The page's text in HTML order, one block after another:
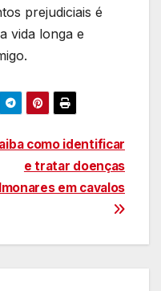
prejudiciais é
vida longa e
como identificar
e tratar doenças
em cavalos